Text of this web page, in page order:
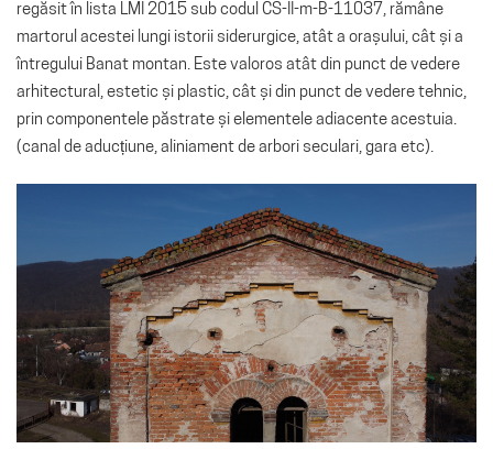
regăsit în lista LMI 2015 sub codul CS-II-m-B-11037, rămâne
martorul acestei lungi istorii siderurgice, atât a orașului, cât și a
întregului Banat montan. Este valoros atât din punct de vedere
arhitectural, estetic și plastic, cât și din punct de vedere tehnic,
prin componentele păstrate și elementele adiacente acestuia.
(canal de aducțiune, aliniament de arbori seculari, gara etc).